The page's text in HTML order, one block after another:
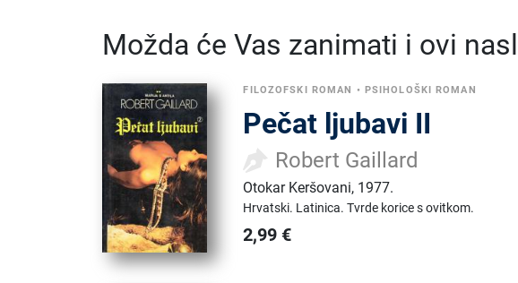
Možda će Vas zanimati i ovi
FILOZOFSKI ROMAN • PSIHOLOŠKI ROMAN
Pečat ljubavi II
Robert Gaillard
Otokar Keršovani, 1977.
Hrvatski. Latinica.Tvrde korice s ovitkom.
2,99 €